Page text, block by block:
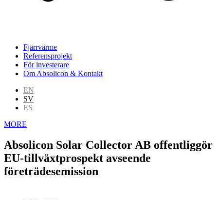
Fjärrvärme
Referensprojekt
För investerare
Om Absolicon & Kontakt
EN
SV
ES
MORE
Absolicon Solar Collector AB offentliggör
EU-tillväxtprospekt avseende
företrädesemission